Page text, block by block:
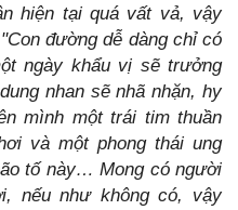
hiện tại quá vất vả, vậy
đường dễ dàng chỉ có
ngày khẩu vị sẽ trưởng
nhan sẽ nhã nhặn, hy
mình một trái tim thuần
và một phong thái ung
tố này… Mong có người
nếu như không có, vậy